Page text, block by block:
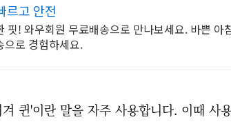
르고 안전
핏! 와우회원 무료배송으로 만나보세요. 바쁜 아
으로 경험하세요.
퀸'이란 말을 자주 사용합니다. 이때 사